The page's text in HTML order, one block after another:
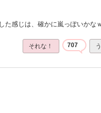
た感じは、確かに嵐っぽいかな
それな！ 707